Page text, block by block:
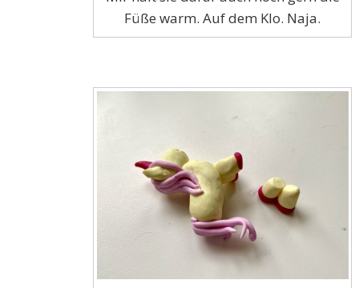
Füße warm. Auf dem Klo. Naja.